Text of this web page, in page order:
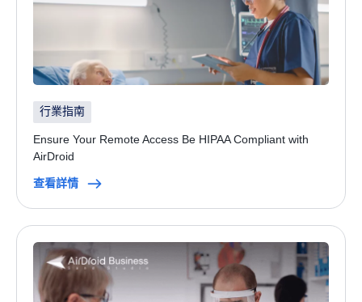
行業指南
Ensure Your Remote Access Be HIPAA Compliant with
AirDroid
查看詳情